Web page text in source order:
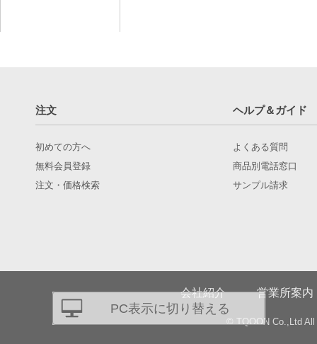
注文 ヘルプ＆ガイド
初めての方へ
無料会員登録
注文・価格検索
よくある質問
商品別電話窓口
サンプル請求
会社紹介 営業所案内
© TQOON Co.,Ltd
PC表示に切り替える